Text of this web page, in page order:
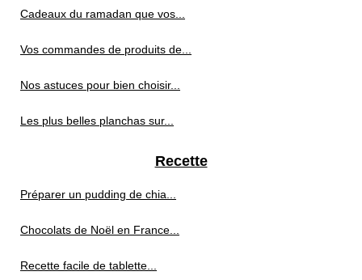
Cadeaux du ramadan que vos...
Vos commandes de produits de...
Nos astuces pour bien choisir...
Les plus belles planchas sur...
Recette
Préparer un pudding de chia...
Chocolats de Noël en France...
Recette facile de tablette...